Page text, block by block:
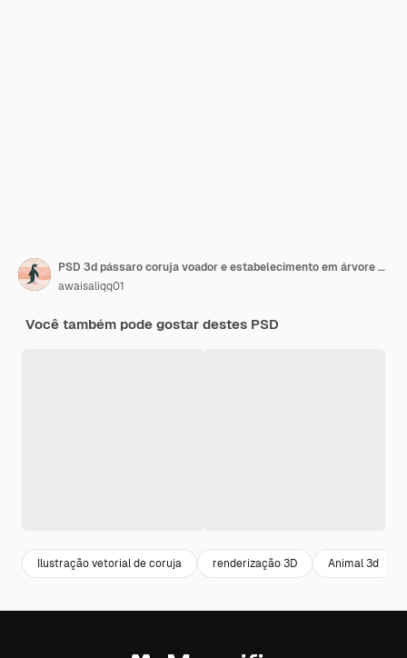
PSD 3d pássaro coruja voador e estabelecimento em árvore coruja png
awaisaliqq01
Você também pode gostar destes PSD
Ilustração vetorial de coruja renderização 3D Animal 3d